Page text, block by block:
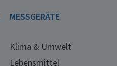
MESSGERÄTE
Klima & Umwelt
Lebensmittel